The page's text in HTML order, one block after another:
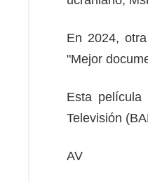
En 2024,
"Mejor
Esta
Televisión
AV